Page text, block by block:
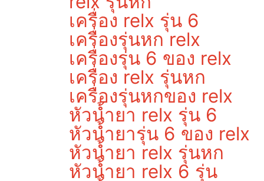
เครื่อง relx รุ่น 6
เครื่องรุ่นหก relx
เครื่องรุ่น 6 ของ relx
เครื่อง relx รุ่นหก
เครื่องรุ่นหกของ relx
หัวน้ำยา relx รุ่น 6
หัวน้ำยารุ่น 6 ของ relx
หัวน้ำยา relx รุ่นหก
หัวน้ำยา relx 6 รุ่น